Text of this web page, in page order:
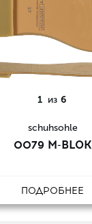
1 из 6
schuhsohle
0079 M-BLOK
ПОДРОБНЕЕ